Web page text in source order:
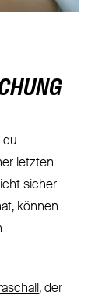
du
letzten
sicher
können
, der